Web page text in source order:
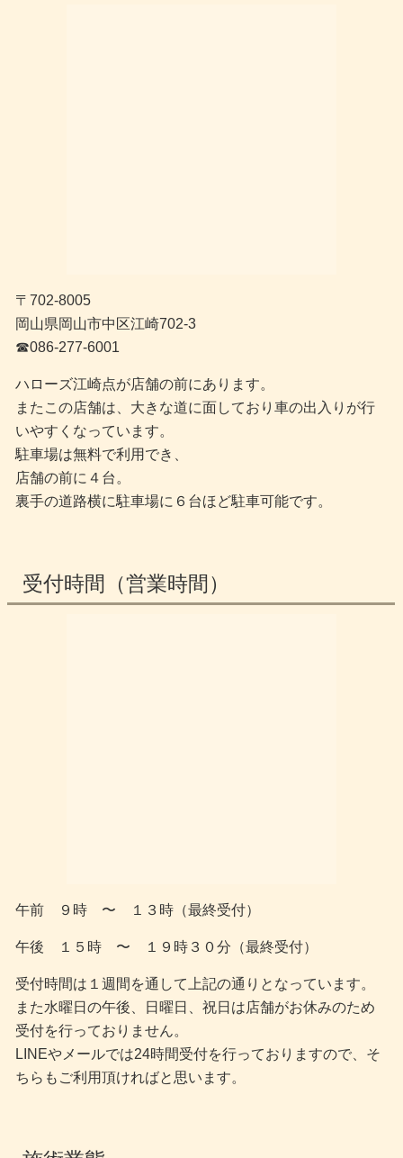
〒702-8005
岡山県岡山市中区江崎702-3
☎︎086-277-6001
ハローズ江崎点が店舗の前にあります。
またこの店舗は、大きな道に面しており車の出入りが行
いやすくなっています。
駐車場は無料で利用でき、
店舗の前に４台。
裏手の道路横に駐車場に６台ほど駐車可能です。
受付時間（営業時間）
午前 ９時 〜 １３時（最終受付）
午後 １５時 〜 １９時３０分（最終受付）
受付時間は１週間を通して上記の通りとなっています。
また水曜日の午後、日曜日、祝日は店舗がお休みのため
受付を行っておりません。
LINEやメールでは24時間受付を行っておりますので、そ
ちらもご利用頂ければと思います。